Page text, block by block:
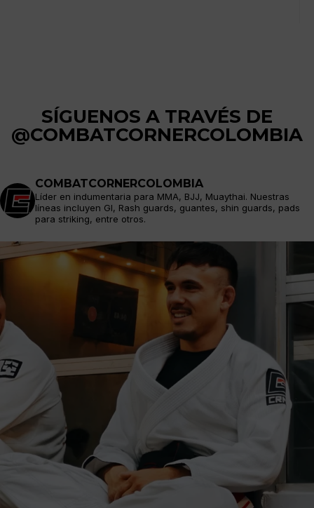
SÍGUENOS A TRAVÉS DE
@COMBATCORNERCOLOMBIA
COMBATCORNERCOLOMBIA
Líder en indumentaria para MMA, BJJ, Muaythai. Nuestras
líneas incluyen GI, Rash guards, guantes, shin guards, pads
para striking, entre otros.